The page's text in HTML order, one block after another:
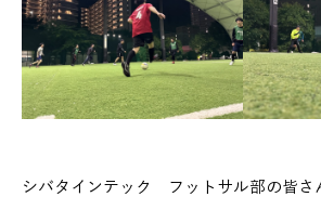
シバタインテック フットサル部の皆さ